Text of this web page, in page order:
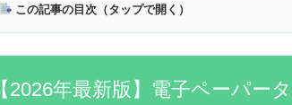
この記事の目次（タップで開く）
【2026年最新版】電子ペーパー